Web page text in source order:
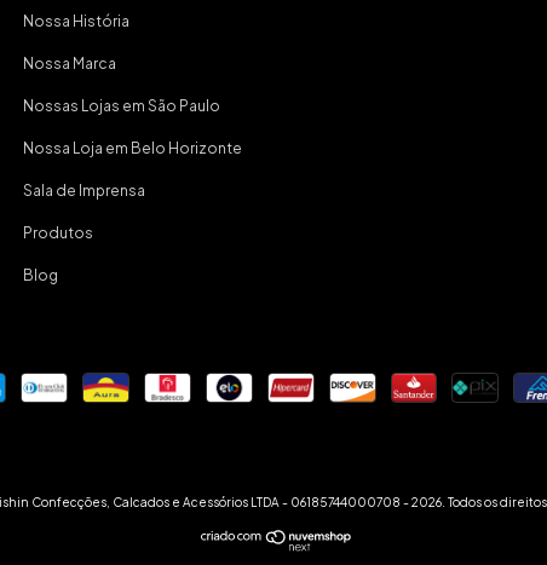
Nossa História
Nossa Marca
Nossas Lojas em São Paulo
Nossa Loja em Belo Horizonte
Sala de Imprensa
Produtos
Blog
Confecções, Calcados e Acessórios LTDA - 06185744000708 - 2026. Todos os